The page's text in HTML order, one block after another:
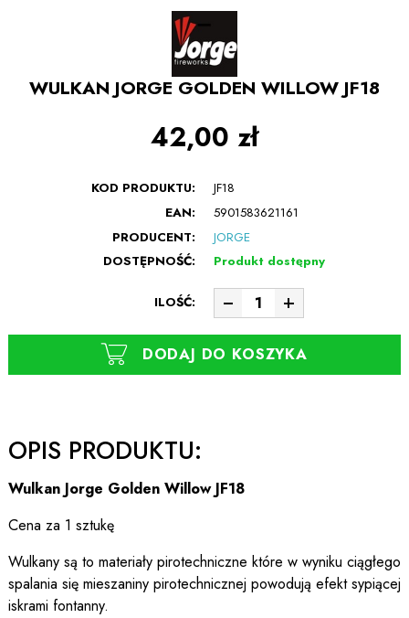
WULKAN JORGE GOLDEN WILLOW JF18
42,00 zł
KOD PRODUKTU:
JF18
EAN:
5901583621161
PRODUCENT:
JORGE
DOSTĘPNOŚĆ:
Produkt dostępny
ILOŚĆ:
DODAJ DO KOSZYKA
OPIS PRODUKTU:
Wulkan Jorge Golden Willow JF18
Cena za 1 sztukę
Wulkany są to materiały pirotechniczne które w wyniku ciągłego
spalania się mieszaniny pirotechnicznej powodują efekt sypiącej
iskrami fontanny.